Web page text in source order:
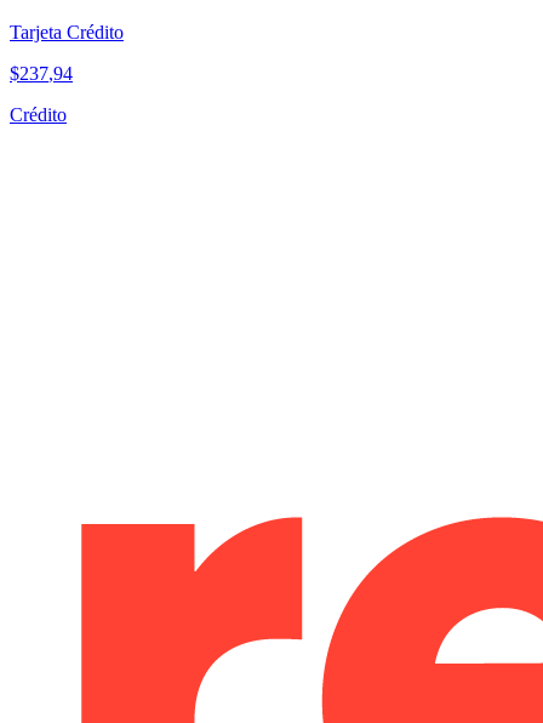
Tarjeta Crédito
$237,94
Crédito